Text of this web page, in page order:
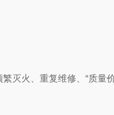
灭火、重复维修、“质量